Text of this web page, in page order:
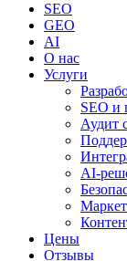
SEO
GEO
AI
О нас
Услуги
SEO и
Аудит
AI-
Цены
Отзывы